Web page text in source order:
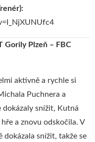
Gorily Plzeň – FBC
aktivně a rychle si
Puchnera a
dokázaly snížit, Kutná
a znovu odskočila. V
dokázala snížit, takže se